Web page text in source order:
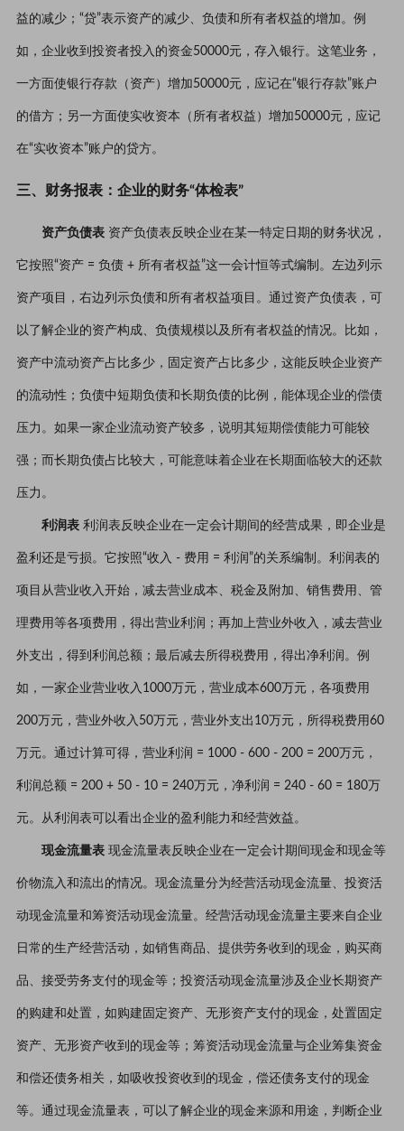
益的减少；“贷”表示资产的减少、负债和所有者权益的增加。例
如，企业收到投资者投入的资金50000元，存入银行。这笔业务，
一方面使银行存款（资产）增加50000元，应记在“银行存款”账户
的借方；另一方面使实收资本（所有者权益）增加50000元，应记
在“实收资本”账户的贷方。
三、财务报表：企业的财务“体检表”
资产负债表资产负债表反映企业在某一特定日期的财务状况，
它按照“资产 = 负债 + 所有者权益”这一会计恒等式编制。左边列示
资产项目，右边列示负债和所有者权益项目。通过资产负债表，可
以了解企业的资产构成、负债规模以及所有者权益的情况。比如，
资产中流动资产占比多少，固定资产占比多少，这能反映企业资产
的流动性；负债中短期负债和长期负债的比例，能体现企业的偿债
压力。如果一家企业流动资产较多，说明其短期偿债能力可能较
强；而长期负债占比较大，可能意味着企业在长期面临较大的还款
压力。
利润表利润表反映企业在一定会计期间的经营成果，即企业是
盈利还是亏损。它按照“收入 - 费用 = 利润”的关系编制。利润表的
项目从营业收入开始，减去营业成本、税金及附加、销售费用、管
理费用等各项费用，得出营业利润；再加上营业外收入，减去营业
外支出，得到利润总额；最后减去所得税费用，得出净利润。例
如，一家企业营业收入1000万元，营业成本600万元，各项费用
200万元，营业外收入50万元，营业外支出10万元，所得税费用60
万元。通过计算可得，营业利润 = 1000 - 600 - 200 = 200万元，
利润总额 = 200 + 50 - 10 = 240万元，净利润 = 240 - 60 = 180万
元。从利润表可以看出企业的盈利能力和经营效益。
现金流量表现金流量表反映企业在一定会计期间现金和现金等
价物流入和流出的情况。现金流量分为经营活动现金流量、投资活
动现金流量和筹资活动现金流量。经营活动现金流量主要来自企业
日常的生产经营活动，如销售商品、提供劳务收到的现金，购买商
品、接受劳务支付的现金等；投资活动现金流量涉及企业长期资产
的购建和处置，如购建固定资产、无形资产支付的现金，处置固定
资产、无形资产收到的现金等；筹资活动现金流量与企业筹集资金
和偿还债务相关，如吸收投资收到的现金，偿还债务支付的现金
等。通过现金流量表，可以了解企业的现金来源和用途，判断企业